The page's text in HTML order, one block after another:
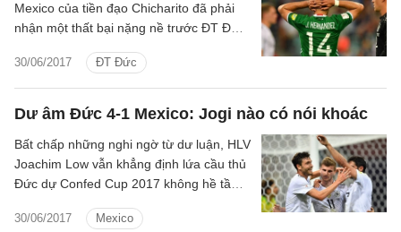
30/06/2017 ĐT Đức
Mexico của tiền đạo Chicharito đã phải
nhận một thất bại nặng nề trước ĐT Đức.
Leverkusen đã tỏ ra rất thất vọng.
Dư âm Đức 4-1 Mexico: Jogi nào có nói khoác
30/06/2017 Mexico
Bất chấp những nghi ngờ từ dư luận, HLV
Joachim Low vẫn khẳng định lứa cầu thủ
Đức dự Confed Cup 2017 không hề tầm
mới đây thêm một lần chứng minh ông